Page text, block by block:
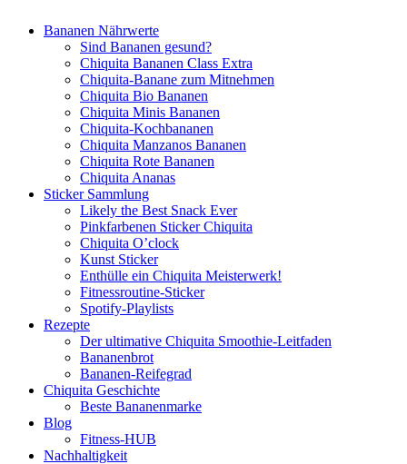
Bananen Nährwerte
Sind Bananen gesund?
Chiquita Bananen Class Extra
Chiquita-Banane zum Mitnehmen
Chiquita Bio Bananen
Chiquita Minis Bananen
Chiquita-Kochbananen
Chiquita Manzanos Bananen
Chiquita Rote Bananen
Chiquita Ananas
Sticker Sammlung
Likely the Best Snack Ever
Pinkfarbenen Sticker Chiquita
Chiquita O’clock
Kunst Sticker
Enthülle ein Chiquita Meisterwerk!
Fitnessroutine-Sticker
Spotify-Playlists
Rezepte
Der ultimative Chiquita Smoothie-Leitfaden
Bananenbrot
Bananen-Reifegrad
Chiquita Geschichte
Beste Bananenmarke
Blog
Fitness-HUB
Nachhaltigkeit